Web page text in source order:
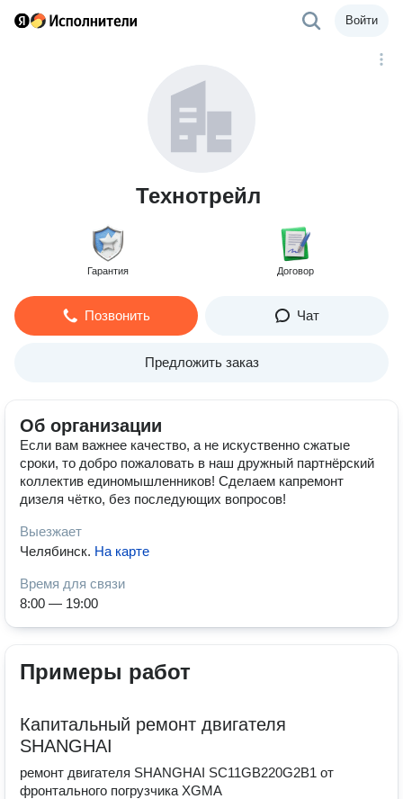
Войти
Технотрейл
Гарантия Договор
Позвонить Чат
Предложить заказ
Об организации
Если вам важнее качество, а не искуственно сжатые
сроки, то добро пожаловать в наш дружный партнёрский
коллектив единомышленников! Сделаем капремонт
дизеля чётко, без последующих вопросов!
Выезжает
Челябинск. На карте
Время для связи
8:00 — 19:00
Примеры работ
Капитальный ремонт двигателя
SHANGHAI
ремонт двигателя SHANGHAI SC11GB220G2B1 от
фронтального погрузчика XGMA